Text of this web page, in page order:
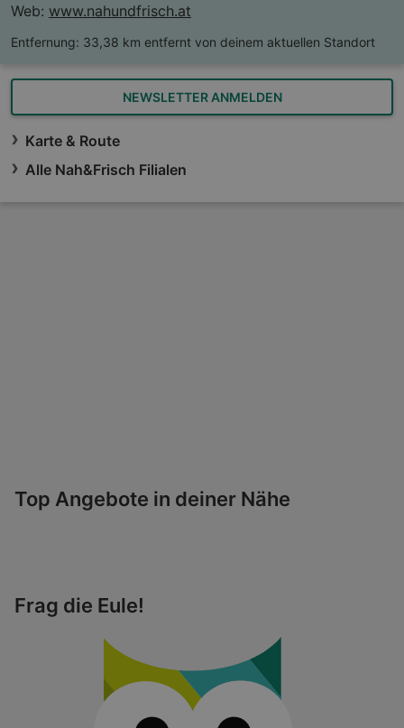
Web: www.nahundfrisch.at
Entfernung: 33,38 km entfernt von deinem aktuellen Standort
NEWSLETTER ANMELDEN
Karte & Route
Alle Nah&Frisch Filialen
Top Angebote in deiner Nähe
Frag die Eule!